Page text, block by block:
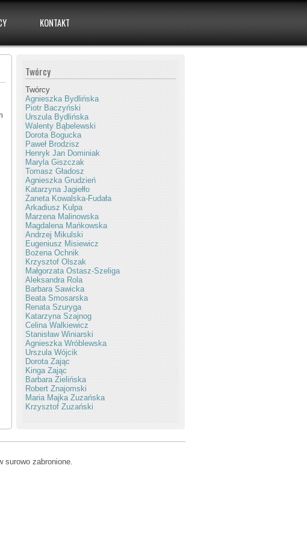
KONTAKT
Twórcy
Twórcy
Agnieszka Bydlińska
Piotr Baczyński
Urszula Bydlińska
Walenty Bąbelewski
Dorota Bogucka
Paweł Brodzisz
Henryk Jan Dominiak
Maryla Giszczak
Tomasz Gładosz
Agnieszka Grudzień
Katarzyna Jagiełło
Żaneta Kowalska-Fudała
Arkadiusz Kulpa
Marzena Malinowska
Magdalena Mańkowska
Andrzej Mikulski
Eugeniusz Misiewicz
Bożena Ochnik
Krzysztof Olszak
Małgorzata Ostasz-Szeliga
Aleksandra Rola
Barbara Sawicka
Beata Smosarska
Renata Szuryga
Katarzyna Szajnog
Celina Walkiewicz
Stanisław Winiarski
Agnieszka Wróblewska
Urszula Wójcik
Dorota Zając
Kinga Zając
Barbara Zielińska
Robert Znajomski
Maria Majka Zuzańska
Krzysztof Zuzański
surowo zabronione.